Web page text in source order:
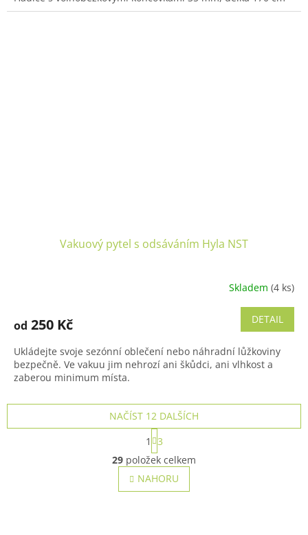
Vakuový pytel s odsáváním Hyla NST
Skladem (4 ks)
od 250 Kč DETAIL
Ukládejte svoje sezónní oblečení nebo náhradní lůžkoviny
bezpečně. Ve vakuu jim nehrozí ani škůdci, ani vlhkost a
zaberou minimum místa.
O
v
l
á
NAČÍST 12 DALŠÍCH
S
t
r
á
n
k
1
3
29 položek celkem
NAHORU